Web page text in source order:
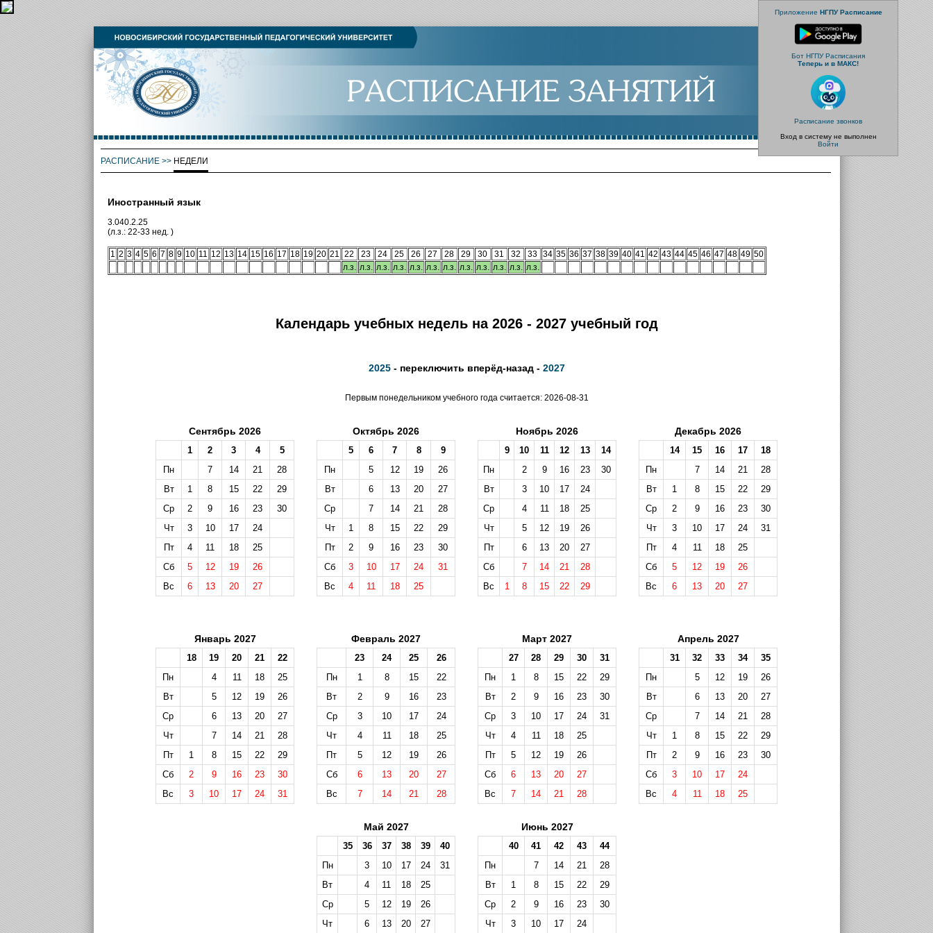
Приложение НГПУ Расписание
Бот НГПУ Расписания
Теперь и в МАКС!
Расписание звонков
Вход в систему не выполнен
Войти
РАСПИСАНИЕ>> НЕДЕЛИ
Иностранный язык
3.040.2.25
(л.з.: 22-33 нед. )
1 2 3 4 5 6 7 8 9 10 11 12 13 14 15 16 17 18 19 20 21 22 23 24 25 26 27 28 29 30 31 32 33 34 35 36 37 38 39 40 41 42 43 44 45 46 47 48 49 50
л.з. л.з. л.з. л.з. л.з. л.з. л.з. л.з. л.з. л.з. л.з. л.з.
Календарь учебных недель на 2026 - 2027 учебный год
2025- переключить вперёд-назад - 2027
Первым понедельником учебного года считается: 2026-08-31
Сентябрь 2026
1 2 3 4
5
Пн
7 14 21
28
Вт
1 8 15 22
29
Ср
2 9 16 23
30
Чт
3 10 17
24
Пт
4 11 18
25
Сб
5 12 19
26
Вс
6 13 20 27
Октябрь 2026
5 6 7 8
9
Пн
5 12 19
26
Вт
6 13 20
27
Ср
7 14 21
28
Чт
1 8 15 22
29
Пт
2 9 16 23
30
Сб
3 10 17 24
31
Вс
4 11 18 25
Ноябрь 2026
9 10 11 12 13
14
Пн
2 9 16 23
30
Вт
3 10 17
24
Ср
4 11 18
25
Чт
5 12 19
26
Пт
6 13 20
27
Сб
7 14 21
28
Вс
1 8 15 22 29
Декабрь 2026
14 15 16 17
18
Пн
7 14 21
28
Вт
1 8 15 22
29
Ср
2 9 16 23
30
Чт
3 10 17 24
31
Пт
4 11 18
25
Сб
5 12 19
26
Вс
6 13 20 27
Январь 2027
18 19 20 21
22
Пн
4 11 18
25
Вт
5 12 19
26
Ср
6 13 20
27
Чт
7 14 21
28
Пт
1 8 15 22
29
Сб
2 9 16 23
30
Вс
3 10 17 24 31
Февраль 2027
23 24 25
26
Пн
1 8 15
22
Вт
2 9 16
23
Ср
3 10 17
24
Чт
4 11 18
25
Пт
5 12 19
26
Сб
6 13 20
27
Вс
7 14 21 28
Март 2027
27 28 29 30
31
Пн
1 8 15 22
29
Вт
2 9 16 23
30
Ср
3 10 17 24
31
Чт
4 11 18
25
Пт
5 12 19
26
Сб
6 13 20
27
Вс
7 14 21 28
Апрель 2027
31 32 33 34
35
Пн
5 12 19
26
Вт
6 13 20
27
Ср
7 14 21
28
Чт
1 8 15 22
29
Пт
2 9 16 23
30
Сб
3 10 17
24
Вс
4 11 18 25
Май 2027
35 36 37 38 39
40
Пн
3 10 17 24
31
Вт
4 11 18
25
Ср
5 12 19
26
Чт
6 13 20 27
Июнь 2027
40 41 42 43
44
Пн
7 14 21
28
Вт
1 8 15 22
29
Ср
2 9 16 23
30
Чт
3 10 17 24